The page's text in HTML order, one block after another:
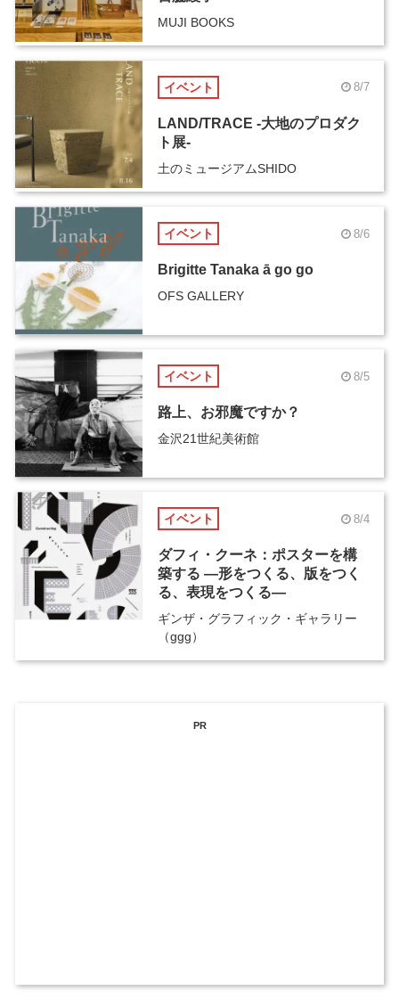
MUJI BOOKS
イベント 8/7
LAND/TRACE -大地のプロダク
ト展-
土のミュージアムSHIDO
イベント 8/6
Brigitte Tanaka ā go go
OFS GALLERY
イベント 8/5
路上、お邪魔ですか？
金沢21世紀美術館
イベント 8/4
ダフィ・クーネ：ポスターを構
築する ―形をつくる、版をつく
る、表現をつくる―
ギンザ・グラフィック・ギャラリー
（ggg）
PR